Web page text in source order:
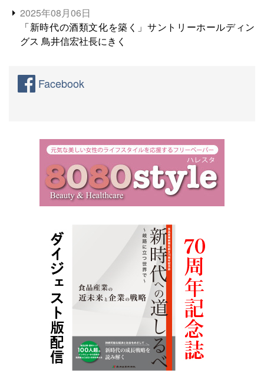
2025年08月06日
「新時代の酒類文化を築く」サントリーホールディン
グス 鳥井信宏社長にきく
Facebook